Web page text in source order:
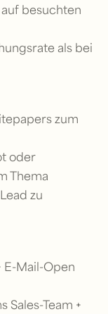
besuchten
als bei
zum
oder
Thema
zu
E-Mail-Open
Sales-Team +